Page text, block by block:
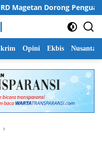
Dorong Penguatan
Opini Ekbis Nusantara